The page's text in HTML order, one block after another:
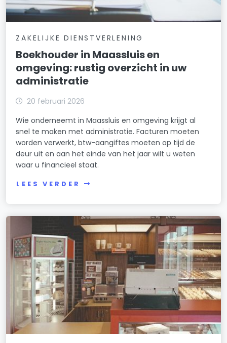
ZAKELIJKE DIENSTVERLENING
Boekhouder in Maassluis en
omgeving: rustig overzicht in uw
administratie
20 februari 2026
Wie onderneemt in Maassluis en omgeving krijgt al
snel te maken met administratie. Facturen moeten
worden verwerkt, btw-aangiftes moeten op tijd de
deur uit en aan het einde van het jaar wilt u weten
waar u financieel staat.
LEES VERDER